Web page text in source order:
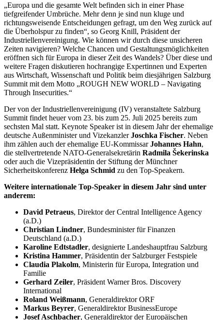
„Europa und die gesamte Welt befinden sich in einer Phase
tiefgreifender Umbrüche. Mehr denn je sind nun kluge und
richtungsweisende Entscheidungen gefragt, um den Weg zurück auf
die Überholspur zu finden“, so Georg Knill, Präsident der
Industriellenvereinigung. Wie können wir durch diese unsicheren
Zeiten navigieren? Welche Chancen und Gestaltungsmöglichkeiten
eröffnen sich für Europa in dieser Zeit des Wandels? Über diese und
weitere Fragen diskutieren hochrangige Expertinnen und Experten
aus Wirtschaft, Wissenschaft und Politik beim diesjährigen Salzburg
Summit mit dem Motto „ROUGH NEW WORLD – Navigating
Through Insecurities.“
Der von der Industriellenvereinigung (IV) veranstaltete Salzburg
Summit findet heuer vom 23. bis zum 25. Juli 2025 bereits zum
sechsten Mal statt. Keynote Speaker ist in diesem Jahr der ehemalige
deutsche Außenminister und VizekanzlerJoschka Fischer. Neben
ihm zählen auch der ehemalige EU-KommissarJohannes Hahn,
die stellvertretende NATO-Generalsekretärin Radmila Šekerinska
oder auch die Vizepräsidentin der Stiftung der Münchner
Sicherheitskonferenz Helga Schmid zu den Top-Speakern.
Weitere internationale Top-Speaker in diesem Jahr sind unter
anderem:
David Petraeus, Direktor der Central Intelligence Agency
(a.D.)
Christian Lindner, Bundesminister für Finanzen
Deutschland (a.D.)
Karoline Edtstadler, designierte Landeshauptfrau Salzburg
Kristina Hammer, Präsidentin der Salzburger Festspiele
Claudia Plakolm, Ministerin für Europa, Integration und
Familie
Gerhard Zeiler, Präsident Warner Bros. Discovery
International
Roland Weißmann, Generaldirektor ORF
Markus Beyrer, Generaldirektor BusinessEurope
Josef Aschbacher, Generaldirektor der Europäischen